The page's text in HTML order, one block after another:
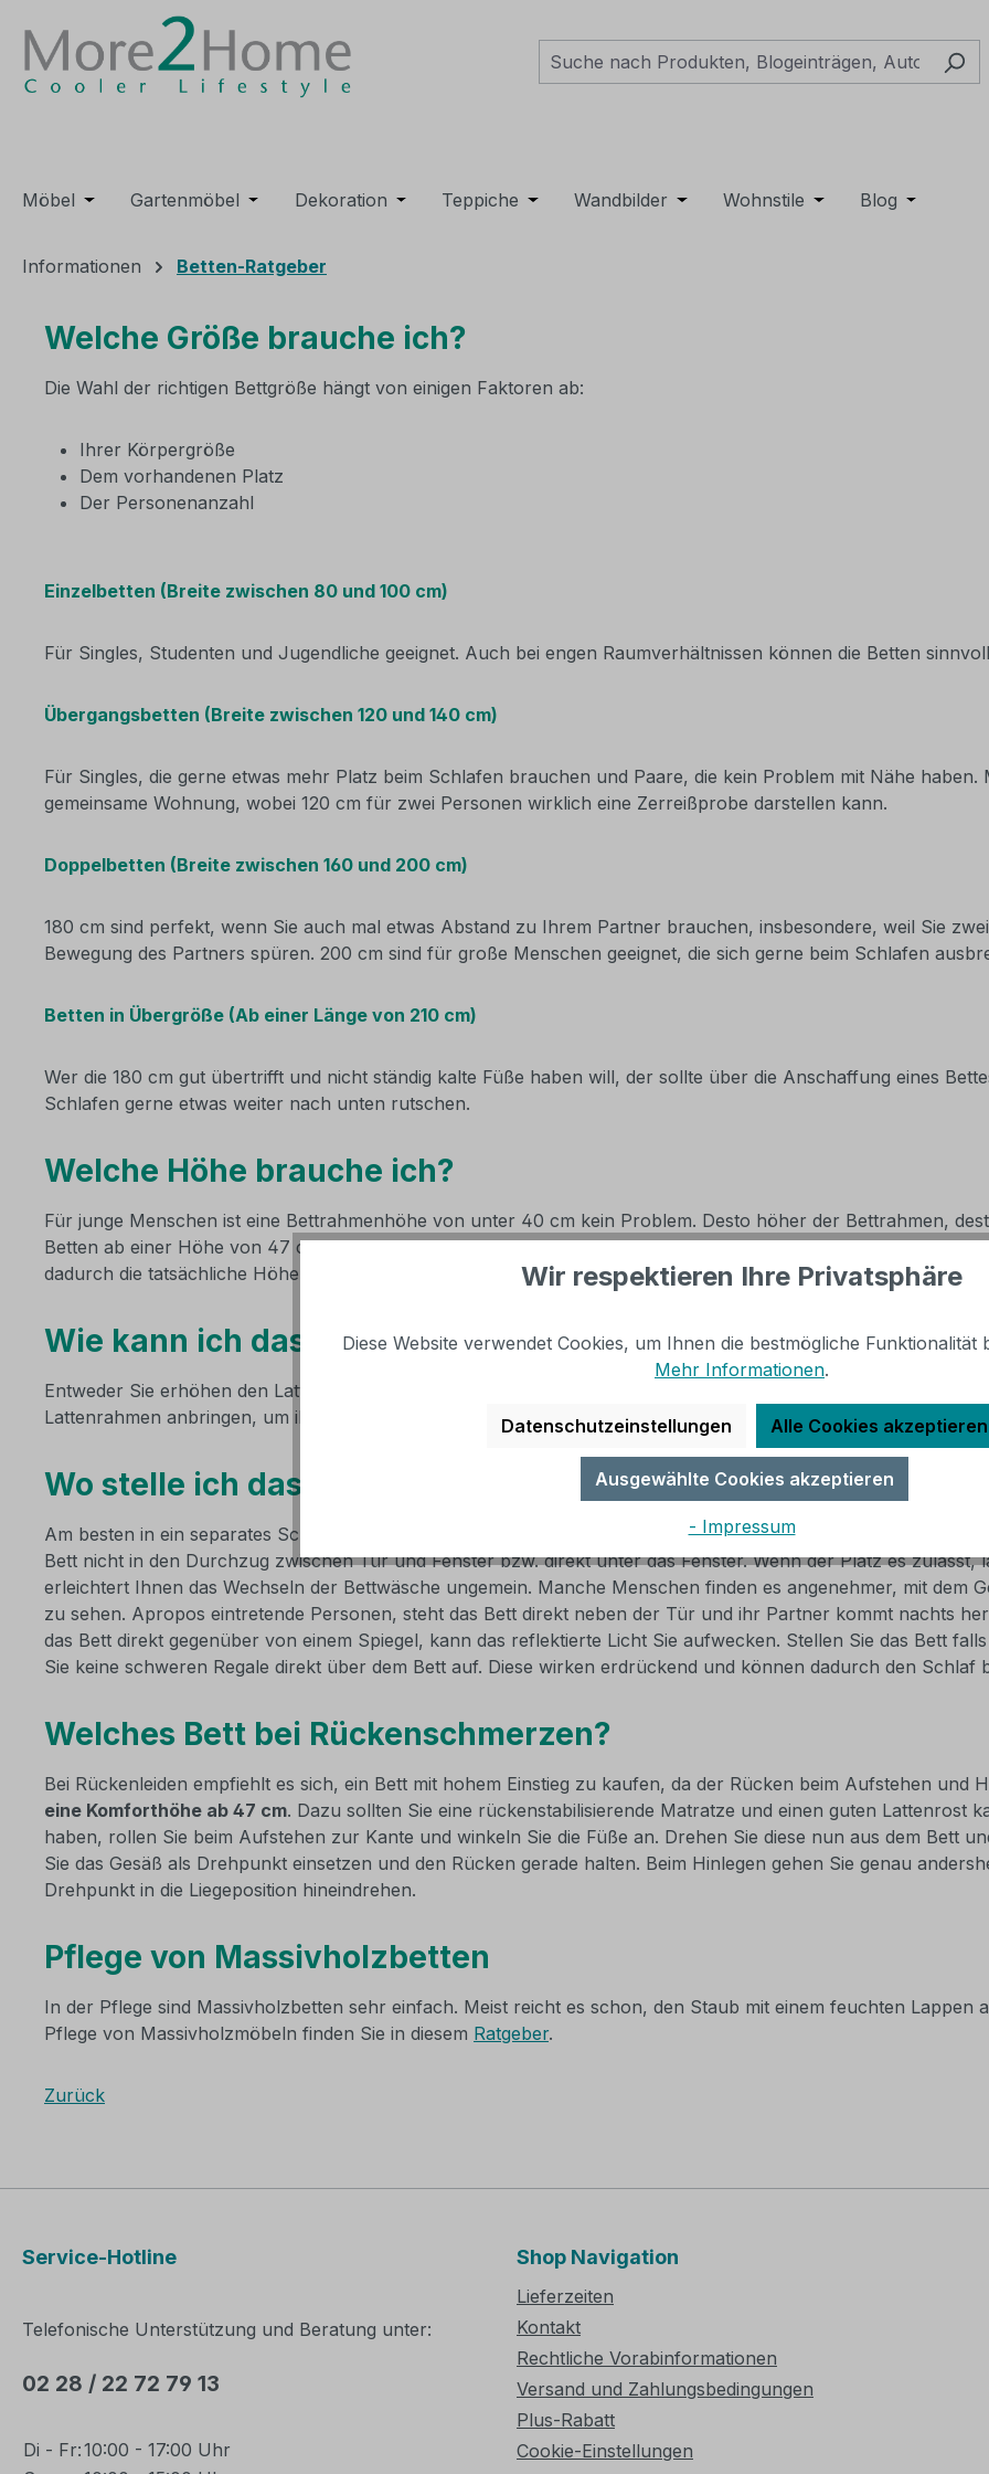
Hauptinhalt springen
Zur Suche springen
Zur Hauptnavigation springen
Möbel Öffne oder Schließe das Dropdown der Kategorie Möbel
Gartenmöbel Öffne oder Schließe das Dropdown der Kategorie Gartenmöbel
Dekoration Öffne oder Schließe das Dropdown der Kategorie Dekoration
Teppiche Öffne oder Schließe das Dropdown der Kategorie
Wandbilder Öffne oder Schließe das Dropdown
Wohnstile Öffne oder Schließe
Blog Öffne
Informationen Betten-Ratgeber
Welche Größe brauche ich?
Die Wahl der richtigen Bettgröße hängt von einigen Faktoren ab:
Ihrer Körpergröße
Dem vorhandenen Platz
Der Personenanzahl
Einzelbetten (Breite zwischen 80 und 100 cm)
Für Singles, Studenten und Jugendliche geeignet. Auch bei engen Raumverhältnissen können die Betten
Übergangsbetten (Breite zwischen 120 und 140 cm)
Für Singles, die gerne etwas mehr Platz beim Schlafen brauchen und Paare, die kein Problem mit Nähe
gemeinsame Wohnung, wobei 120 cm für zwei Personen wirklich eine Zerreißprobe darstellen kann.
Doppelbetten (Breite zwischen 160 und 200 cm)
180 cm sind perfekt, wenn Sie auch mal etwas Abstand zu Ihrem Partner brauchen, insbesondere, weil Sie
Bewegung des Partners spüren. 200 cm sind für große Menschen geeignet, die sich gerne beim Schlafen
Betten in Übergröße (Ab einer Länge von 210 cm)
Wer die 180 cm gut übertrifft und nicht ständig kalte Füße haben will, der sollte über die Anschaffung eines
Schlafen gerne etwas weiter nach unten rutschen.
Welche Höhe brauche ich?
Für junge Menschen ist eine Bettrahmenhöhe von unter 40 cm kein Problem. Desto höher der Bettrahmen,
Betten ab einer Höhe von 47 cm und mehr verwenden. Beachten Sie dabei aber, dass auch die Matratze noch
dadurch die tatsächliche Höhe zunimmt.
Wie kann ich das Bett erhöhen?
Entweder Sie erhöhen den Lattenrahmen oder Sie setzen die Füße nach oben. Bei vielen Bettgestellen können
Lattenrahmen anbringen, um ihn einige Zentimeter zu erhöhen. Alternativ bringen Sie Holzklötze an den
Wo stelle ich das Bett am besten hin?
Am besten in ein separates Schlafzimmer, das sich gut abdunkeln lässt und frei von großen Elektrogeräten ist.
Bett nicht in den Durchzug zwischen Tür und Fenster bzw. direkt unter das Fenster. Wenn der Platz es zulässt,
erleichtert Ihnen das Wechseln der Bettwäsche ungemein. Manche Menschen finden es angenehmer, mit dem
zu sehen. Apropos eintretende Personen, steht das Bett direkt neben der Tür und ihr Partner kommt nachts
das Bett direkt gegenüber von einem Spiegel, kann das reflektierte Licht Sie aufwecken. Stellen Sie das Bett
Sie keine schweren Regale direkt über dem Bett auf. Diese wirken erdrückend und können dadurch den Schlaf
Welches Bett bei Rückenschmerzen?
Bei Rückenleiden empfiehlt es sich, ein Bett mit hohem Einstieg zu kaufen, da der Rücken beim Aufstehen und
eine Komforthöhe ab 47 cm. Dazu sollten Sie eine rückenstabilisierende Matratze und einen guten Lattenrost
haben, rollen Sie beim Aufstehen zur Kante und winkeln Sie die Füße an. Drehen Sie diese nun aus dem Bett
Sie das Gesäß als Drehpunkt einsetzen und den Rücken gerade halten. Beim Hinlegen gehen Sie genau
Drehpunkt in die Liegeposition hineindrehen.
Pflege von Massivholzbetten
In der Pflege sind Massivholzbetten sehr einfach. Meist reicht es schon, den Staub mit einem feuchten
Pflege von Massivholzmöbeln finden Sie in diesem Ratgeber.
Zurück
Service-Hotline
Telefonische Unterstützung und Beratung unter:
02 28 / 22 72 79 13
Di - Fr:10:00 - 17:00 Uhr
Shop Navigation
Lieferzeiten
Kontakt
Rechtliche Vorabinformationen
Versand und Zahlungsbedingungen
Plus-Rabatt
Cookie-Einstellungen
Wir respektieren Ihre Privatsphäre
Diese Website verwendet Cookies, um Ihnen die bestmögliche Funktionalität
Mehr Informationen.
Datenschutzeinstellungen Alle Cookies akzeptieren
Ausgewählte Cookies akzeptieren
- Impressum